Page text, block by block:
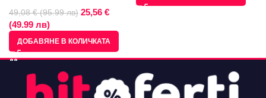
49,08 € (95.99 лв) 25,56 €
(49.99 лв)
ДОБАВЯНЕ В КОЛИЧКАТА